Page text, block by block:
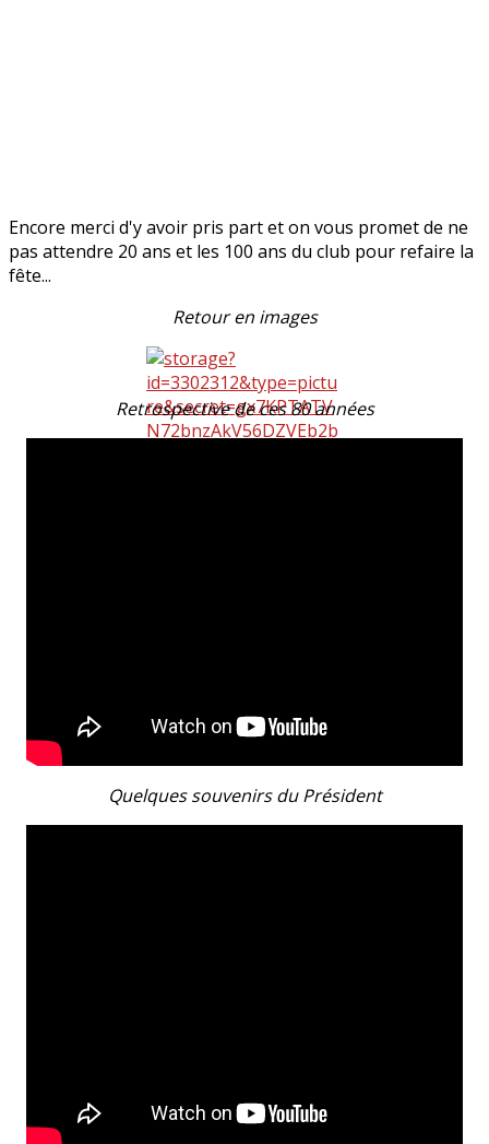
Encore merci d'y avoir pris part et on vous promet de ne
pas attendre 20 ans et les 100 ans du club pour refaire la
fête...
Retour en images
Retrospective de ces 80 années
Quelques souvenirs du Président